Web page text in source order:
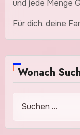
und jede Menge
Für dich, deine
Wonach
nach: